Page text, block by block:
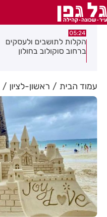
05:24
הקלות לתושבים ולעסקים
ברחוב סוקולוב בחולון
עמוד הבית ראשון-לציון